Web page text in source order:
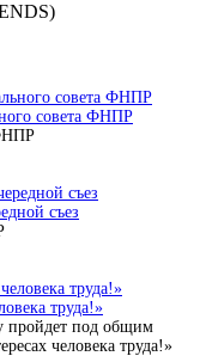
совета ФНПР
съез
труда!»
пройдет под общим
человека труда!»